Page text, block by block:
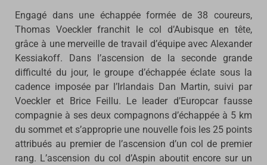
Engagé dans une échappée formée de 38 coureurs,
Thomas Voeckler franchit le col d’Aubisque en tête,
grâce à une merveille de travail d’équipe avec Alexander
Kessiakoff. Dans l’ascension de la seconde grande
difficulté du jour, le groupe d’échappée éclate sous la
cadence imposée par l’Irlandais Dan Martin, suivi par
Voeckler et Brice Feillu. Le leader d’Europcar fausse
compagnie à ses deux compagnons d’échappée à 5 km
du sommet et s’approprie une nouvelle fois les 25 points
attribués au premier de l’ascension d’un col de premier
rang. L’ascension du col d’Aspin aboutit encore sur un